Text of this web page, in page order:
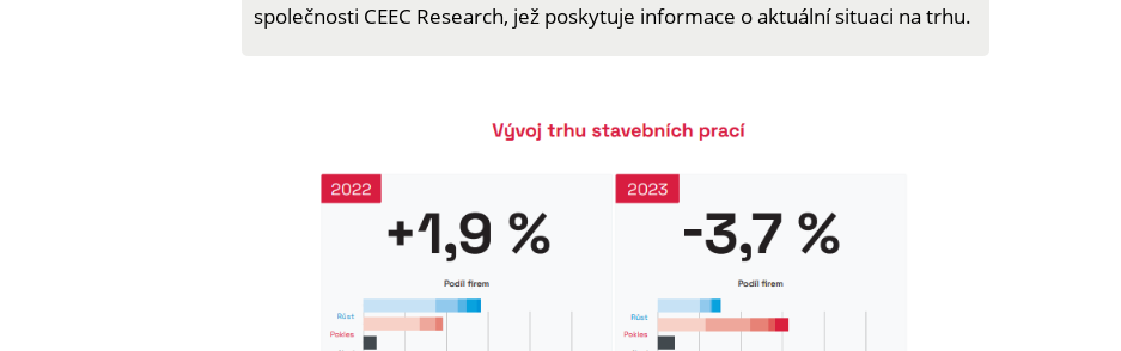
společnosti CEEC Research, jež poskytuje informace o aktuální situaci na trhu.